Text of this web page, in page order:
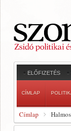
ELŐFIZETÉS
CÍMLAP
Címlap